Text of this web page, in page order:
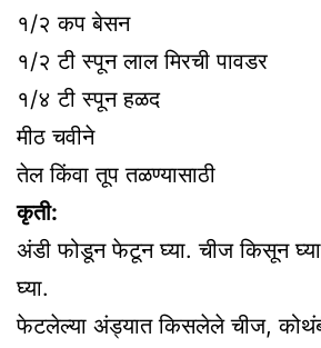
१/२ कप बेसन
१/२ टी स्पून लाल मिरची पावडर
१/४ टी स्पून हळद
मीठ चवीने
तेल किंवा तूप तळण्यासाठी
कृती:
अंडी फोडून फेटून घ्या. चीज किसून
घ्या.
फेटलेल्या अंड्यात किसलेले चीज,